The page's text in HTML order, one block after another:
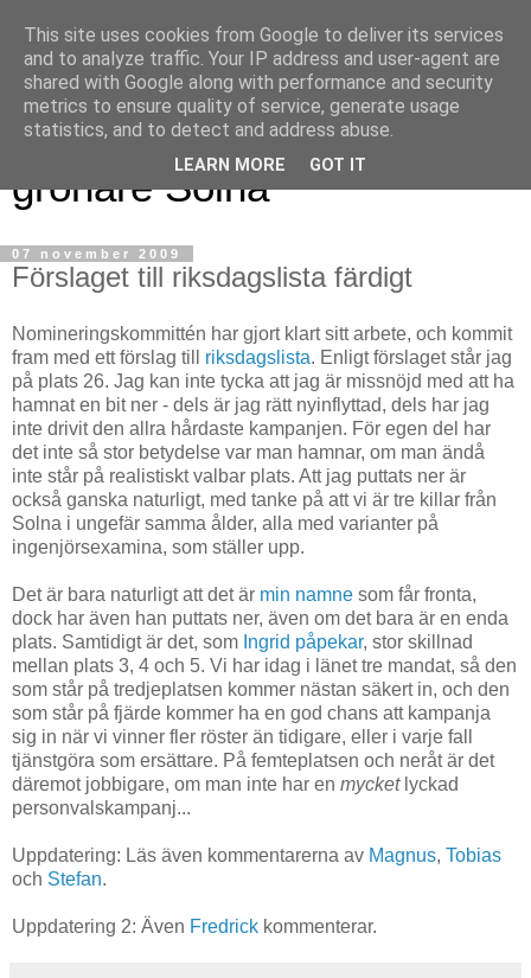
Magnus blogg - för ett
grönare Solna
07 november 2009
Förslaget till riksdagslista färdigt
Nomineringskommittén har gjort klart sitt arbete, och kommit
fram med ett förslag till riksdagslista. Enligt förslaget står jag
på plats 26. Jag kan inte tycka att jag är missnöjd med att ha
hamnat en bit ner - dels är jag rätt nyinflyttad, dels har jag
inte drivit den allra hårdaste kampanjen. För egen del har
det inte så stor betydelse var man hamnar, om man ändå
inte står på realistiskt valbar plats. Att jag puttats ner är
också ganska naturligt, med tanke på att vi är tre killar från
Solna i ungefär samma ålder, alla med varianter på
ingenjörsexamina, som ställer upp.
Det är bara naturligt att det är min namne som får fronta,
dock har även han puttats ner, även om det bara är en enda
plats. Samtidigt är det, som Ingrid påpekar, stor skillnad
mellan plats 3, 4 och 5. Vi har idag i länet tre mandat, så den
som står på tredjeplatsen kommer nästan säkert in, och den
som står på fjärde kommer ha en god chans att kampanja
sig in när vi vinner fler röster än tidigare, eller i varje fall
tjänstgöra som ersättare. På femteplatsen och neråt är det
däremot jobbigare, om man inte har en mycketlyckad
personvalskampanj...
Uppdatering: Läs även kommentarerna av Magnus, Tobias
och Stefan.
Uppdatering 2: Även Fredrick kommenterar.
This site uses cookies from Google to deliver its services
and to analyze traffic. Your IP address and user-agent are
shared with Google along with performance and security
metrics to ensure quality of service, generate usage
statistics, and to detect and address abuse.
LEARN MORE GOT IT